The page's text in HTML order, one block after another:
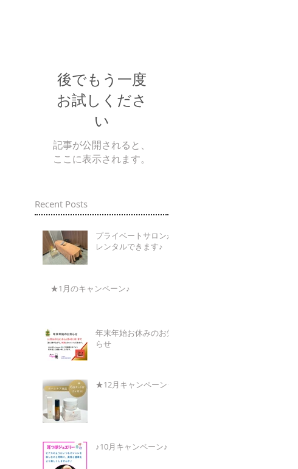
後でもう一度
お試しくださ
い
記事が公開されると、
ここに表示されます。
Recent Posts
プライベートサロンが
レンタルできます♪
★1月のキャンペーン♪
年末年始お休みのお知
らせ
★12月キャンペーン★
♪10月キャンペーン♪